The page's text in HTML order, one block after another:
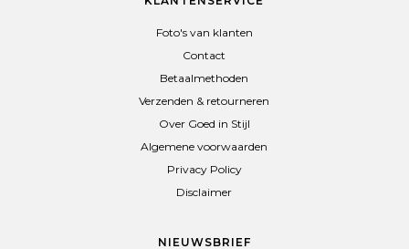
Foto's van klanten
Contact
Betaalmethoden
Verzenden & retourneren
Over Goed in Stijl
Algemene voorwaarden
Privacy Policy
Disclaimer
NIEUWSBRIEF